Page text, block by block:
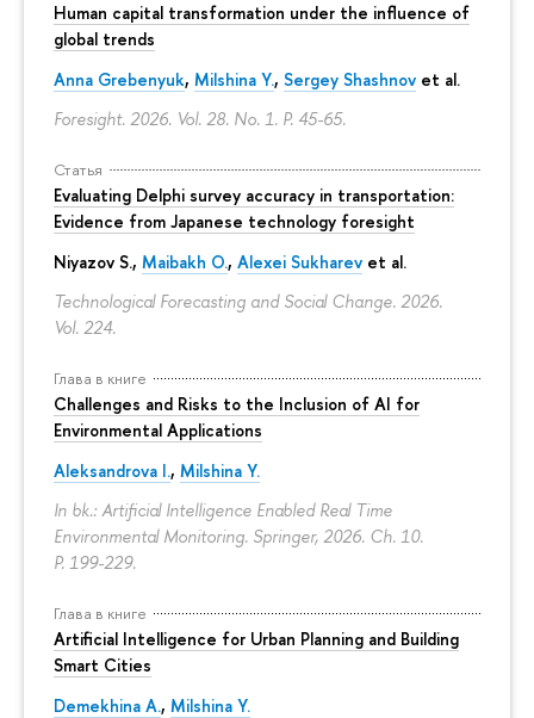
Human capital transformation under the influence of
global trends
Anna Grebenyuk, Milshina Y., Sergey Shashnov et al.
Foresight. 2026. Vol. 28. No. 1. P. 45-65.
Статья
Evaluating Delphi survey accuracy in transportation:
Evidence from Japanese technology foresight
Niyazov S., Maibakh O., Alexei Sukharev et al.
Technological Forecasting and Social Change. 2026.
Vol. 224.
Глава в книге
Challenges and Risks to the Inclusion of AI for
Environmental Applications
Aleksandrova I., Milshina Y.
In bk.: Artificial Intelligence Enabled Real Time
Environmental Monitoring. Springer, 2026. Ch. 10.
P. 199-229.
Глава в книге
Artificial Intelligence for Urban Planning and Building
Smart Cities
Demekhina A., Milshina Y.